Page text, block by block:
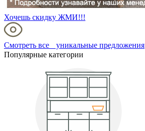
Хочешь скидку ЖМИ!!!
Смотреть все уникальные предложения
Популярные категории